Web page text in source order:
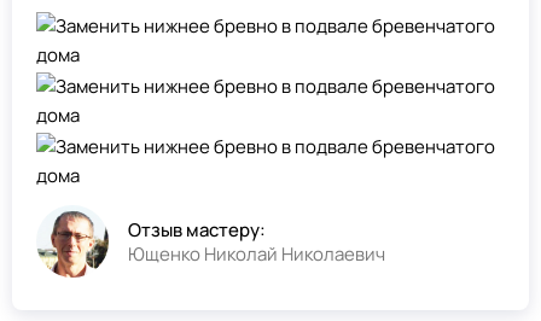
Отзыв мастеру:
Ющенко Николай Николаевич